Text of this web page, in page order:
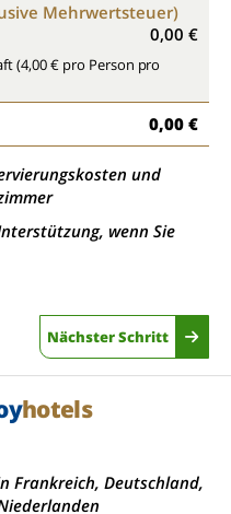
Mehrwertsteuer)
0,00 €
(4,00 € pro Person pro
0,00 €
und
wenn Sie
Nächster Schritt
hotels
Frankreich, Deutschland,